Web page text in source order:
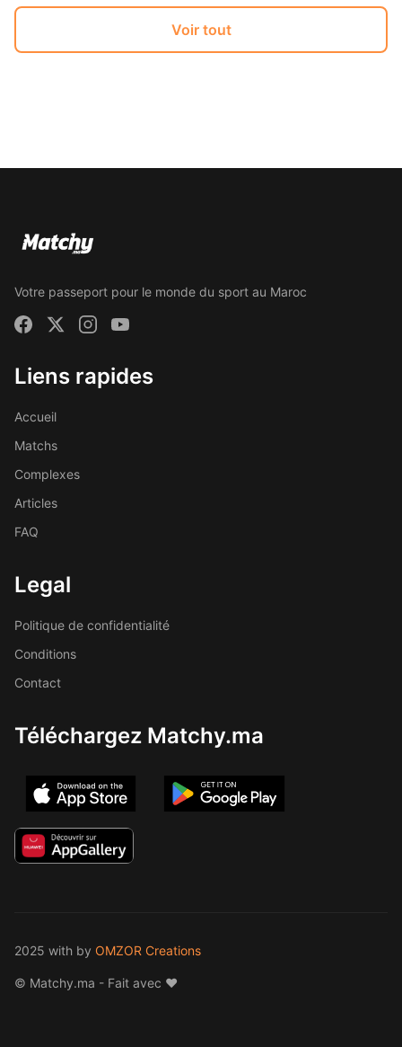
Voir tout
Votre passeport pour le monde du sport au Maroc
Liens rapides
Accueil
Matchs
Complexes
Articles
FAQ
Legal
Politique de confidentialité
Conditions
Contact
Téléchargez Matchy.ma
2025 with by OMZOR Creations
© Matchy.ma - Fait avec ❤️